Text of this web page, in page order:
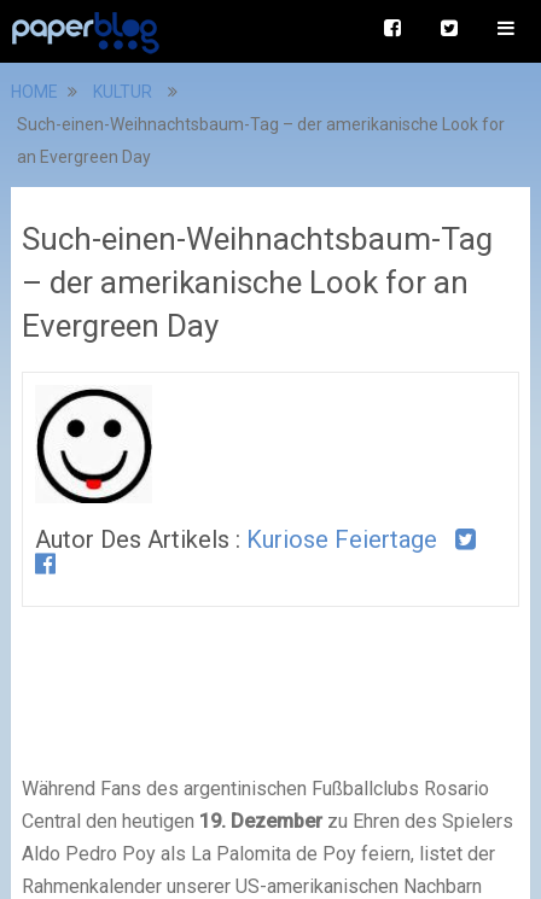
HOME
KULTUR
Such-einen-Weihnachtsbaum-Tag – der amerikanische Look for
an Evergreen Day
Such-einen-Weihnachtsbaum-Tag
– der amerikanische Look for an
Evergreen Day
Autor Des Artikels : Kuriose Feiertage
Während Fans des argentinischen Fußballclubs Rosario
Central den heutigen 19. Dezemberzu Ehren des Spielers
Aldo Pedro Poy als La Palomita de Poy feiern, listet der
Rahmenkalender unserer US-amerikanischen Nachbarn